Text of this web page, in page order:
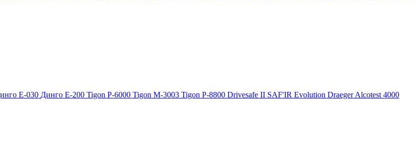
Е-030 Динго Е-200 Tigon P-6000 Tigon M-3003 Tigon P-8800 Drivesafe II SAF'IR Evolution Draeger Alcotest 4000